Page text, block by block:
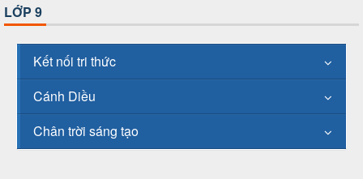
LỚP 9
Kết nối tri thức
Cánh Diều
Chân trời sáng tạo